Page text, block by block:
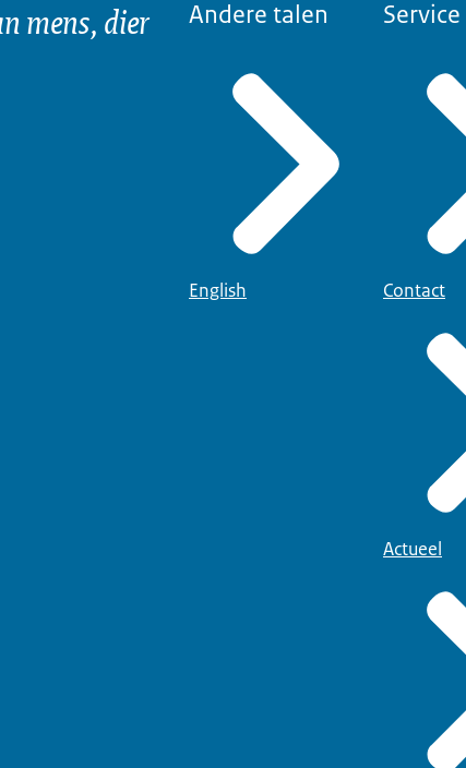
mens, dier
Andere talen
English
Service
Contact
Actueel